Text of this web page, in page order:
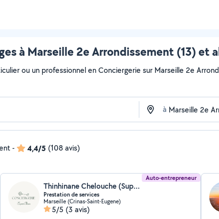
à Marseille 2e Arrondissement (13) et
ou un professionnel en Conciergerie sur Marseille 2e
à
- 4,4/5 (108 avis)
Auto-entrepreneur
Thinhinane Chelouche (Superclean)
Prestation de services
Marseille (Crinas-Saint-Eugene)
5/5 (3 avis)